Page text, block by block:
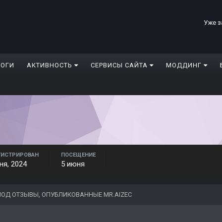
Уже
АКТИВНОСТЬ СЕРВИСЫ САЙТА МОДДИНГ
2024
ПОСЕЩЕНИЕ
5 июня
ОТЗЫВЫ, ОПУБЛИКОВАННЫЕ MR.AIZEC